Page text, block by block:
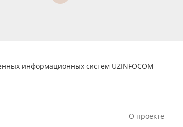
информационных систем UZINFOCOM
О проекте